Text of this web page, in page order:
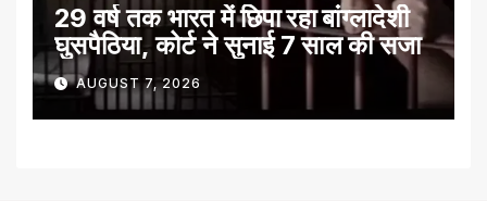
29 वर्ष तक भारत में छिपा रहा बांग्लादेशी
घुसपैठिया, कोर्ट ने सुनाई 7 साल की सजा
AUGUST 7, 2026